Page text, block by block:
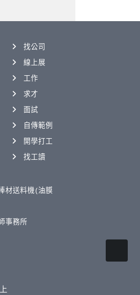
找公司
線上展
工作
求才
面試
自傳範例
開學打工
找工讀
材送料機(油膜
事務所